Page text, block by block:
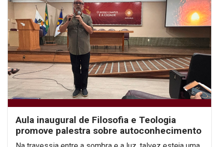
Aula inaugural de Filosofia e Teologia
promove palestra sobre autoconhecimento